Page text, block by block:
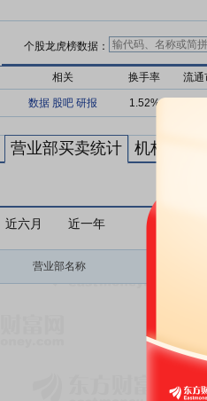
个股龙虎榜数据：
相关 换手率 流通
数据 股吧 研报 1.52%
营业部买卖统计 机构买卖
近六月 近一年
营业部名称